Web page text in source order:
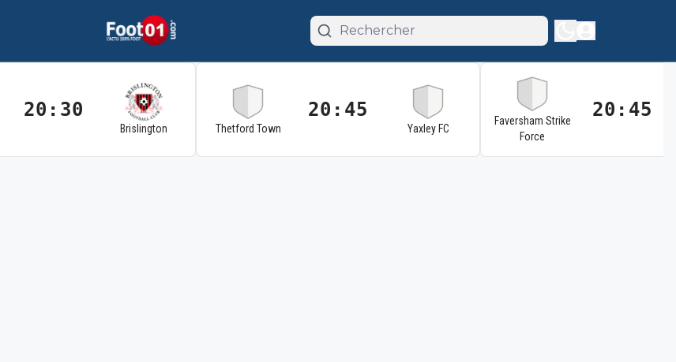
20:30
Brislington Thetford Town
20:45
Yaxley FC
Faversham Strike
Force
20:45